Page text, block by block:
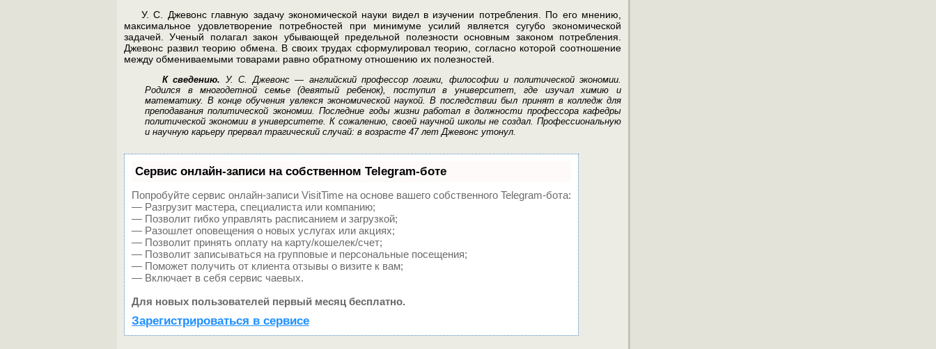
У. С. Джевонс главную задачу экономической науки видел в изучении потребления. По его мнению,
максимальное удовле­творение потребностей при минимуме усилий является сугубо экономической
задачей. Ученый полагал закон убывающей пре­дельной полезности основным законом потребления.
Джевонс развил теорию обмена. В своих трудах сформулировал теорию, согласно которой соотношение
между обмениваемыми товарами равно обратному отношению их полезностей.
К сведению. У. С. Джевонс — английский профессор логи­ки, философии и политической экономии.
Родился в многодет­ной семье (девятый ребенок), поступил в университет, где изу­чал химию и
математику. В конце обучения увлекся экономи­ческой наукой. В последствии был принят в колледж для
преподавания политической экономии. Последние годы жизни работал в должности профессора кафедры
политической эконо­мии в университете. К сожалению, своей научной школы не создал. Профессиональную
и научную карьеру прервал трагиче­ский случай: в возрасте 47 лет Джевонс утонул.
Сервис онлайн-записи на собственном Telegram-боте
Попробуйте сервис онлайн-записи VisitTime на основе вашего собственного Telegram-бота:
— Разгрузит мастера, специалиста или компанию;
— Позволит гибко управлять расписанием и загрузкой;
— Разошлет оповещения о новых услугах или акциях;
— Позволит принять оплату на карту/кошелек/счет;
— Позволит записываться на групповые и персональные посещения;
— Поможет получить от клиента отзывы о визите к вам;
— Включает в себя сервис чаевых.
Для новых пользователей первый месяц бесплатно.
Зарегистрироваться в сервисе